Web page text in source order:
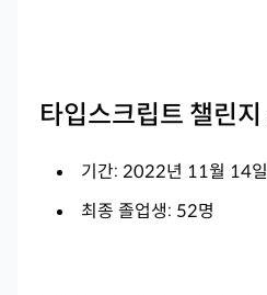
타입스크립트 챌린지
기간: 2022년 11월 14
최종 졸업생: 52명